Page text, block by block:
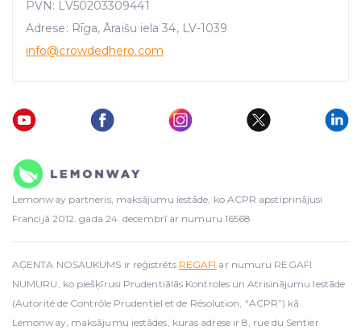
traffic data, display customized page content and
PVN: LV50203309441
Adrese: Rīga, Āraišu iela 34, LV-1039
info@crowdedhero.com
Lemonway partneris, maksājumu iestāde, ko ACPR apstiprinājusi
Francijā 2012. gada 24. decembrī ar numuru 16568
AĢENTA NOSAUKUMS ir reģistrēts REGAFI ar numuru REGAFI
NUMURU, ko piešķīrusi Prudentiālās Kontroles un Atrisinājumu Iestāde
(Autorité de Contrôle Prudentiel et de Résolution, “ACPR”) kā
Lemonway, maksājumu iestādes, kuras adrese ir 8, rue du Sentier